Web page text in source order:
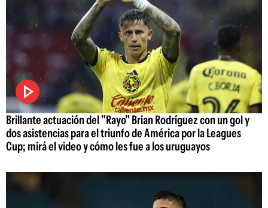
Brillante actuación del "Rayo" Brian Rodríguez con un gol y
dos asistencias para el triunfo de América por la Leagues
Cup; mirá el video y cómo les fue a los uruguayos